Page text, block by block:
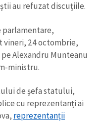
au refuzat discuțiile.
vineri, 24 octombrie,
Alexandru Munteanu
ministru.
de șefa statului,
cu reprezentanți ai
reprezentanții